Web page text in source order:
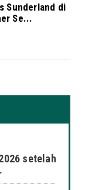
Sunderland di
Se...
setelah